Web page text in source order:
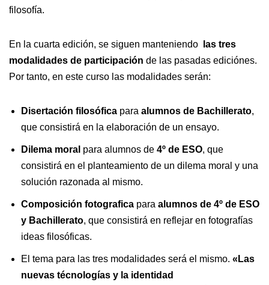
filosofía.
En la cuarta edición, se siguen manteniendo
las tres
modalidades de participación de las pasadas ediciónes.
Por tanto, en este curso las modalidades serán:
Disertación filosófica para alumnos de Bachillerato,
que consistirá en la elaboración de un ensayo.
Dilema moral para alumnos de 4º de ESO, que
consistirá en el planteamiento de un dilema moral y una
solución razonada al mismo.
Composición fotografica para alumnos de 4º de ESO
y Bachillerato, que consistirá en reflejar en fotografías
ideas filosóficas.
El tema para las tres modalidades será el mismo. «Las
nuevas técnologías y la identidad